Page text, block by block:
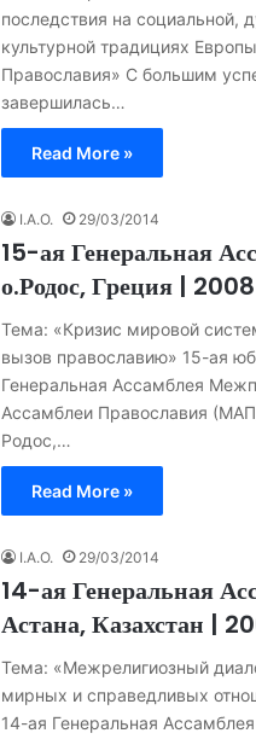
последствия на социальной,
культурной традициях
Православия» С большим
завершилась…
Read More »
I.A.O. 29/03/2014
15-ая Генеральная
о.Родос, Греция | 2008
Тема: «Кризис мировой
вызов православию» 15-ая
Генеральная Ассамблея
Ассамблеи Православия
Родос,…
Read More »
I.A.O. 29/03/2014
14-ая Генеральная
Астана, Казахстан |
Тема: «Межрелигиозный
мирных и справедливых
14-ая Генеральная